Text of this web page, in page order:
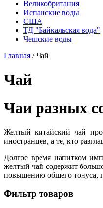
Великобритания
Испанские воды
США
ТД "Байкальская вода"
Чешские воды
Главная /Чай
Чай
Чаи разных
Желтый китайский чай
иностранцев, а те, кто
Долгое время напитком
желтый чай содержит
повышению общего тонуса,
Фильтр товаров